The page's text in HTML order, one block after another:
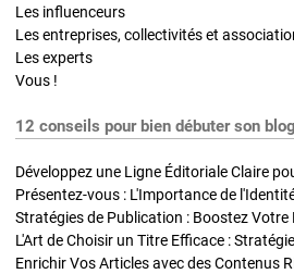
Les influenceurs
Les entreprises, collectivités et
Les experts
Vous !
12 conseils pour bien débuter son
Développez une Ligne Éditoriale Claire
Présentez-vous : L'Importance de
L'Art de Choisir un Titre Efficace :